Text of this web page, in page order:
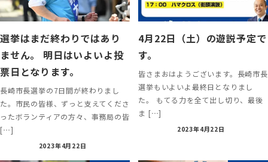
選挙はまだ終わりではあり
ません。 明日はいよいよ投
票日となります。
長崎市長選挙の7日間が終わりまし
た。市民の皆様、ずっと支えてくださ
ったボランティアの方々、事務局の皆
[…]
2023年4月22日
4月22日（土）の遊説予定で
す。
皆さまおはようございます。長崎市長
選挙もいよいよ最終日となりまし
た。 もてる力を全て出し切り、最後
ま […]
2023年4月22日